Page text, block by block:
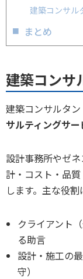
建築コンサル
まとめ
建築コンサ
建築コンサルタン
サルティングサ
設計事務所やゼ
計・コスト・品
します。主な役割
クライアント
る助言
設計・施工の
守）